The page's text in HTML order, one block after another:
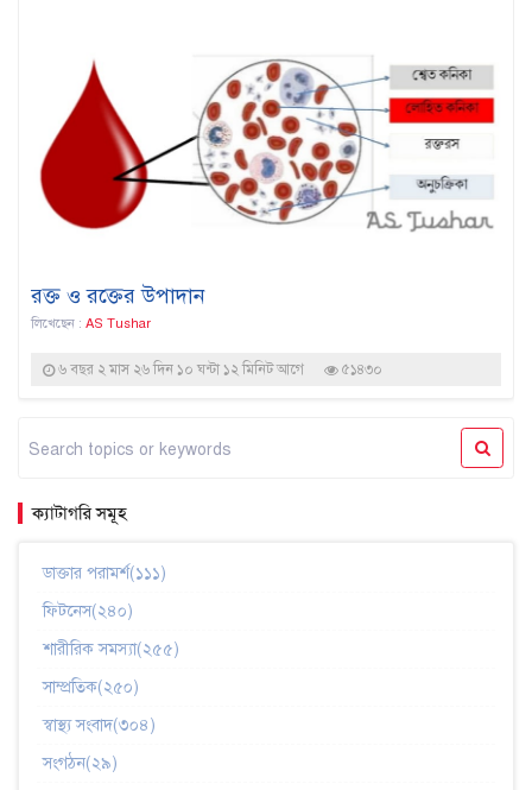
রক্ত ও রক্তের উপাদান
লিখেছেন : AS Tushar
৬ বছর ২ মাস ২৬ দিন ১০ ঘন্টা ১২ মিনিট আগে ৫১৪৩০
ক্যাটাগরি সমূহ
ডাক্তার পরামর্শ(১১১)
ফিটনেস(২৪০)
শারীরিক সমস্যা(২৫৫)
সাম্প্রতিক(২৫০)
স্বাস্থ্য সংবাদ(৩০৪)
সংগঠন(২৯)